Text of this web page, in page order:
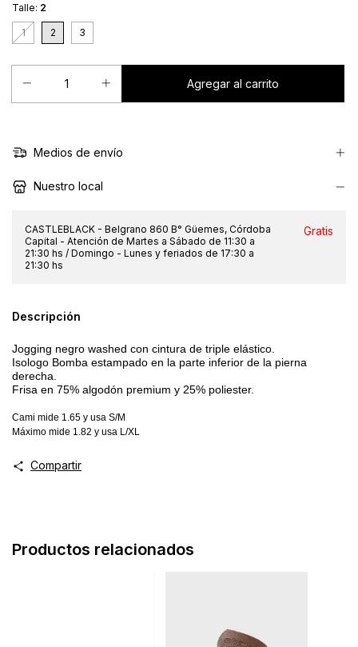
Talle: 2
1 2 3
Medios de envío
Nuestro local
CASTLEBLACK - Belgrano 860 B° Güemes, Córdoba
Capital - Atención de Martes a Sábado de 11:30 a
21:30 hs / Domingo - Lunes y feriados de 17:30 a
21:30 hs
Gratis
Descripción
Jogging negro washed con cintura de triple elástico.
Isologo Bomba estampado en la parte inferior de la pierna
derecha.
Frisa en 75% algodón premium y 25% poliester.
Cami mide 1.65 y usa S/M
Máximo mide 1.82 y usa L/XL
Compartir
Productos relacionados